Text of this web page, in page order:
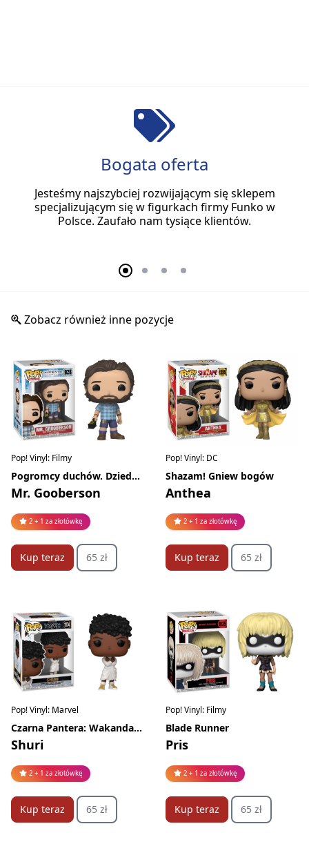
Bogata oferta
Jesteśmy najszybciej rozwijającym się sklepem
specjalizującym się w figurkach firmy Funko w
Polsce. Zaufało nam tysiące klientów.
Zobacz również inne pozycje
Pop! Vinyl: Filmy
Pogromcy duchów. Dziedzictwo
Mr. Gooberson
2 + 1 za złotówkę
Kup teraz 65 zł
Pop! Vinyl: DC
Shazam! Gniew bogów
Anthea
2 + 1 za złotówkę
Kup teraz 65 zł
Pop! Vinyl: Marvel
Czarna Pantera: Wakanda w moim sercu
Shuri
2 + 1 za złotówkę
Kup teraz 65 zł
Pop! Vinyl: Filmy
Blade Runner
Pris
2 + 1 za złotówkę
Kup teraz 65 zł